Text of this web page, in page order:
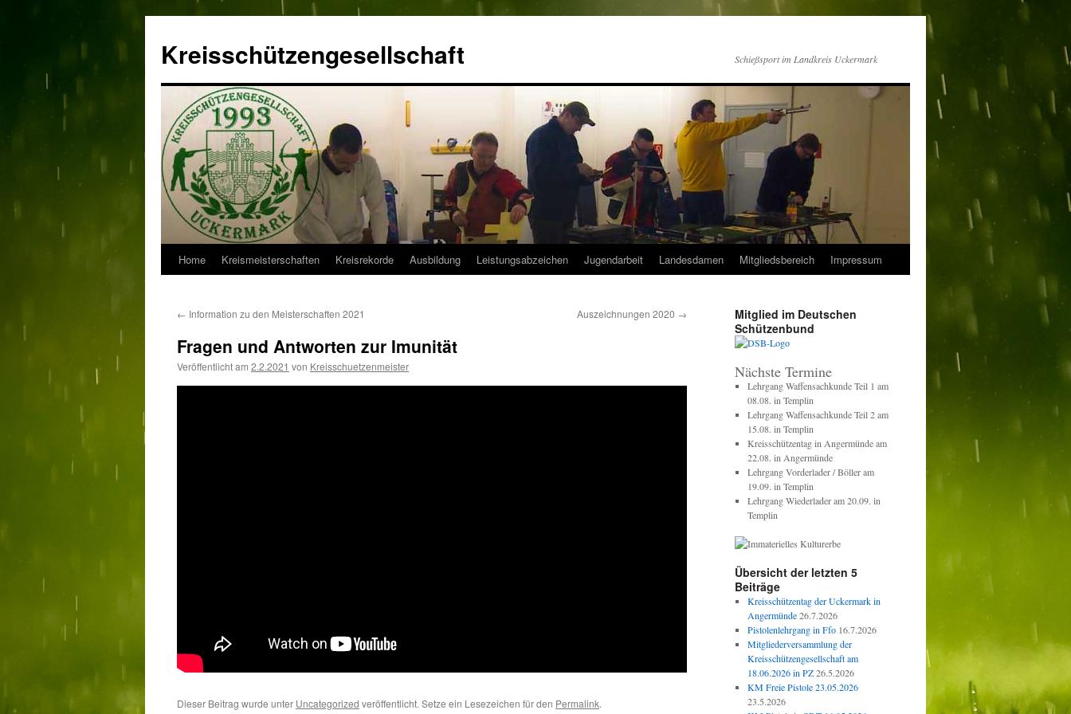
springen
Kreisschützengesellschaft Schießsport im Landkreis Uckermark
Home Kreismeisterschaften Kreisrekorde Ausbildung Leistungsabzeichen Jugendarbeit Landesdamen Mitgliedsbereich Impressum
← Information zu den Meisterschaften 2021 Auszeichnungen 2020 →
Fragen und Antworten zur Imunität
Veröffentlicht am 2.2.2021 von Kreisschuetzenmeister
Dieser Beitrag wurde unter Uncategorized veröffentlicht. Setze ein Lesezeichen für den Permalink.
Mitglied im Deutschen
Schützenbund
Nächste Termine
Lehrgang Waffensachkunde Teil 1 am
08.08. in Templin
Lehrgang Waffensachkunde Teil 2 am
15.08. in Templin
Kreisschützentag in Angermünde am
22.08. in Angermünde
Lehrgang Vorderlader / Böller am
19.09. in Templin
Lehrgang Wiederlader am 20.09. in
Templin
Übersicht der letzten 5
Beiträge
Kreisschützentag der Uckermark in
Angermünde 26.7.2026
Pistolenlehrgang in Ffo 16.7.2026
Mitgliederversammlung der
Kreisschützengesellschaft am
18.06.2026 in PZ 26.5.2026
KM Freie Pistole 23.05.2026
23.5.2026